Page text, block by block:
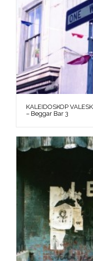
KALEIDOSKOP
– Beggar Bar 3